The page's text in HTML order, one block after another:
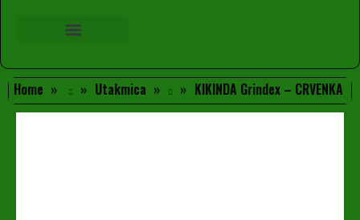
Home Utakmica KIKINDA Grindex – CRVENKA